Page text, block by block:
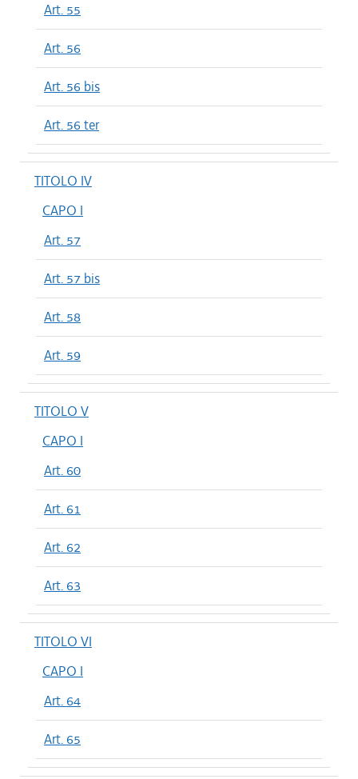
Art. 55
Art. 56
Art. 56 bis
Art. 56 ter
TITOLO IV
CAPO I
Art. 57
Art. 57 bis
Art. 58
Art. 59
TITOLO V
CAPO I
Art. 60
Art. 61
Art. 62
Art. 63
TITOLO VI
CAPO I
Art. 64
Art. 65